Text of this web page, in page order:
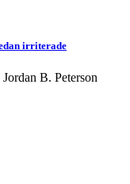
irriterade
Jordan B. Peterson